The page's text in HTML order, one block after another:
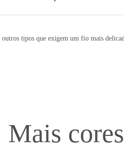
tipos que exigem um fio mais
Mais cores